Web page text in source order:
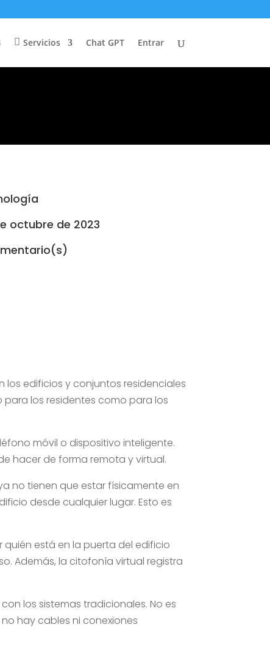
Servicios Chat GPT Entrar
octubre de 2023
edificios y conjuntos residenciales
los residentes como para los
móvil o dispositivo inteligente.
hacer de forma remota y virtual.
no tienen que estar físicamente en
desde cualquier lugar. Esto es
está en la puerta del edificio
Además, la citofonía virtual registra
los sistemas tradicionales. No es
hay cables ni conexiones